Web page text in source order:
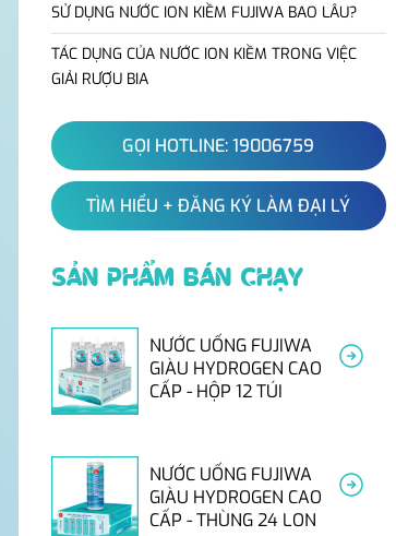
SỬ DỤNG NƯỚC ION KIỀM FUJIWA BAO LÂU?
TÁC DỤNG CỦA NƯỚC ION KIỀM TRONG VIỆC
GIẢI RƯỢU BIA
GỌI HOTLINE: 19006759
TÌM HIỂU + ĐĂNG KÝ LÀM ĐẠI LÝ
SẢN PHẨM BÁN CHẠY
NƯỚC UỐNG FUJIWA
GIÀU HYDROGEN CAO
CẤP - HỘP 12 TÚI
NƯỚC UỐNG FUJIWA
GIÀU HYDROGEN CAO
CẤP - THÙNG 24 LON